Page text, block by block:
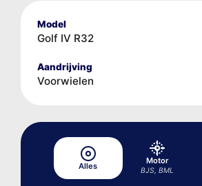
Model
Golf IV R32
Aandrijving
Voorwielen
Alles
Motor
BJS, BML